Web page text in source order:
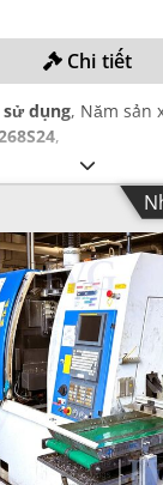
Chi tiết
dụng, Năm sản
,